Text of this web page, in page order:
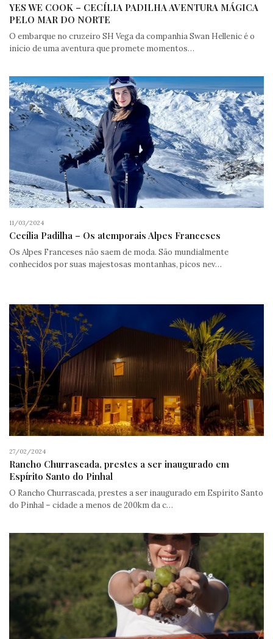
YES WE COOK – CECÍLIA PADILHA AVENTURA MÁGICA
PELO MAR DO NORTE
O embarque no cruzeiro SH Vega da companhia Swan Hellenic é o
início de uma aventura que promete momentos…
11/03/2024
Cecília Padilha – Os atemporais Alpes Franceses
Os Alpes Franceses não saem de moda. São mundialmente
conhecidos por suas majestosas montanhas, picos nev…
27/02/2024
Rancho Churrascada, prestes a ser inaugurado em
Espírito Santo do Pinhal
O Rancho Churrascada, prestes a ser inaugurado em Espírito Santo
do Pinhal – cidade a menos de 200km da c…